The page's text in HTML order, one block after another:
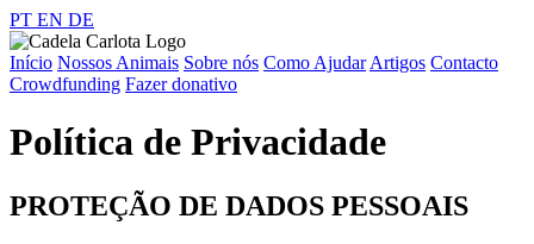
PT EN DE
Início Nossos Animais Sobre nós Como Ajudar Artigos Contacto
Crowdfunding Fazer donativo
Política de Privacidade
PROTEÇÃO DE DADOS PESSOAIS